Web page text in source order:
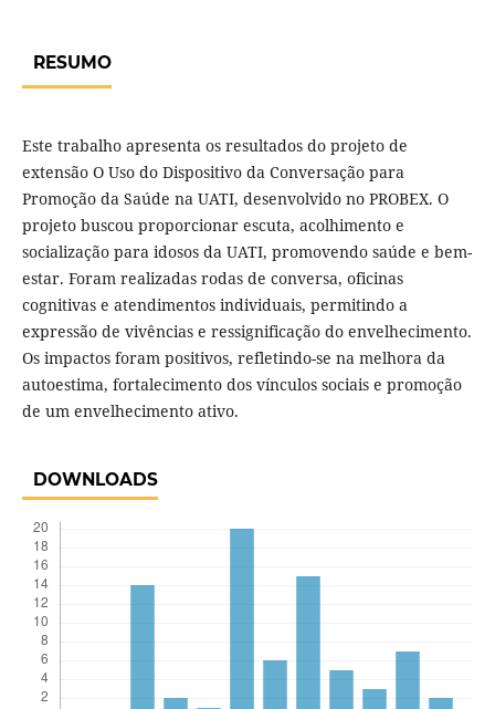
RESUMO
Este trabalho apresenta os resultados do projeto de
extensão O Uso do Dispositivo da Conversação para
Promoção da Saúde na UATI, desenvolvido no PROBEX. O
projeto buscou proporcionar escuta, acolhimento e
socialização para idosos da UATI, promovendo saúde e bem-
estar. Foram realizadas rodas de conversa, oficinas
cognitivas e atendimentos individuais, permitindo a
expressão de vivências e ressignificação do envelhecimento.
Os impactos foram positivos, refletindo-se na melhora da
autoestima, fortalecimento dos vínculos sociais e promoção
de um envelhecimento ativo.
DOWNLOADS